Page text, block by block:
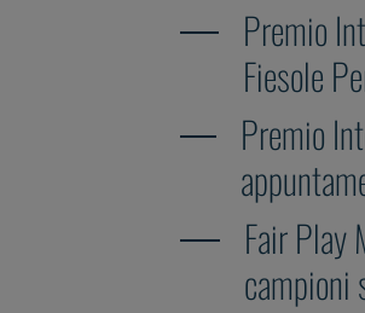
Premio
Fiesole
Premio
Fair Play
campioni